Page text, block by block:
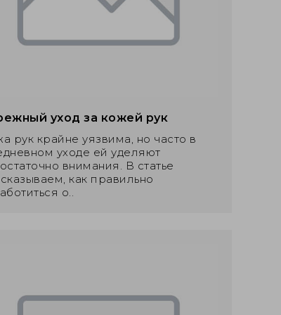
уход за кожей рук
рук крайне уязвима, но часто в
уходе ей уделяют
внимания. В статье
как правильно
о..